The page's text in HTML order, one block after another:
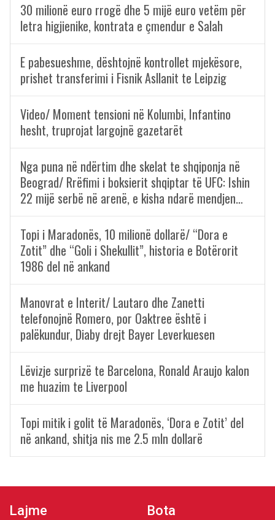
30 milionë euro rrogë dhe 5 mijë euro vetëm për
letra higjienike, kontrata e çmendur e Salah
E pabesueshme, dështojnë kontrollet mjekësore,
prishet transferimi i Fisnik Asllanit te Leipzig
Video/ Moment tensioni në Kolumbi, Infantino
hesht, truprojat largojnë gazetarët
Nga puna në ndërtim dhe skelat te shqiponja në
Beograd/ Rrëfimi i boksierit shqiptar të UFC: Ishin
22 mijë serbë në arenë, e kisha ndarë mendjen…
Topi i Maradonës, 10 milionë dollarë/ “Dora e
Zotit” dhe “Goli i Shekullit”, historia e Botërorit
1986 del në ankand
Manovrat e Interit/ Lautaro dhe Zanetti
telefonojnë Romero, por Oaktree është i
palëkundur, Diaby drejt Bayer Leverkuesen
Lëvizje surprizë te Barcelona, Ronald Araujo kalon
me huazim te Liverpool
Topi mitik i golit të Maradonës, ‘Dora e Zotit’ del
në ankand, shitja nis me 2.5 mln dollarë
Lajme Bota